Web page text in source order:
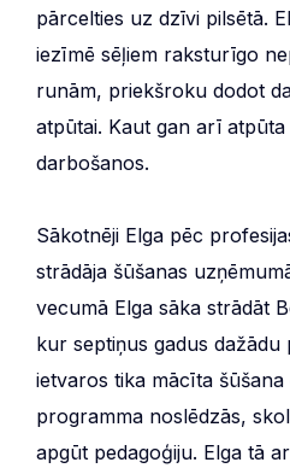
pārcelties uz dzīvi pilsētā.
iezīmē sēļiem raksturīgo
runām, priekšroku dodot
atpūtai. Kaut gan arī
darbošanos.
Sākotnēji Elga pēc
strādāja šūšanas
vecumā Elga sāka strādāt
kur septiņus gadus
ietvaros tika mācīta
programma noslēdzās,
apgūt pedagoģiju. Elga tā